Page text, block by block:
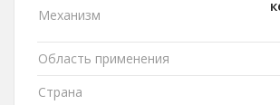
Механизм
Область применения
Страна